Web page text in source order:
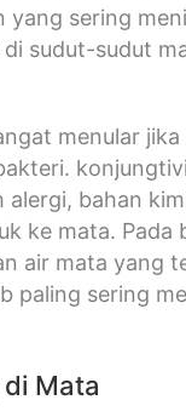
yang sering
sudut-sudut
menular jika
alergi, bahan
ke mata. Pada
air mata yang
paling sering
Mata